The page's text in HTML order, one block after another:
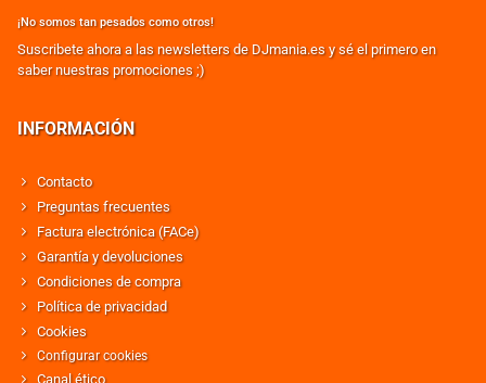
¡No somos tan pesados como otros!
Suscribete ahora a las newsletters de DJmania.es y sé el primero en
saber nuestras promociones ;)
INFORMACIÓN
Contacto
Preguntas frecuentes
Factura electrónica (FACe)
Garantía y devoluciones
Condiciones de compra
Política de privacidad
Cookies
Configurar cookies
Canal ético